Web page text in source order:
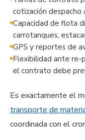
cotización despacho
Capacidad de flota
carrotanques,
GPS y reportes de
Flexibilidad ante re-
el contrato debe
Es exactamente el
transporte de
coordinada con el